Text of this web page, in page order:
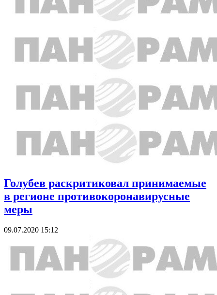
Голубев раскритиковал принимаемые
в регионе противокоронавирусные
меры
09.07.2020 15:12